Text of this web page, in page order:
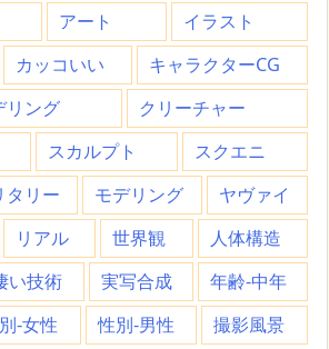
アート
イラスト
カッコいい
キャラクターCG
リング
クリーチャー
スカルプト
スクエニ
タリー モデリング
ヤヴァイ
リアル 世界観
人体構造
い技術 実写合成
年齢-中年
-女性 性別-男性
撮影風景